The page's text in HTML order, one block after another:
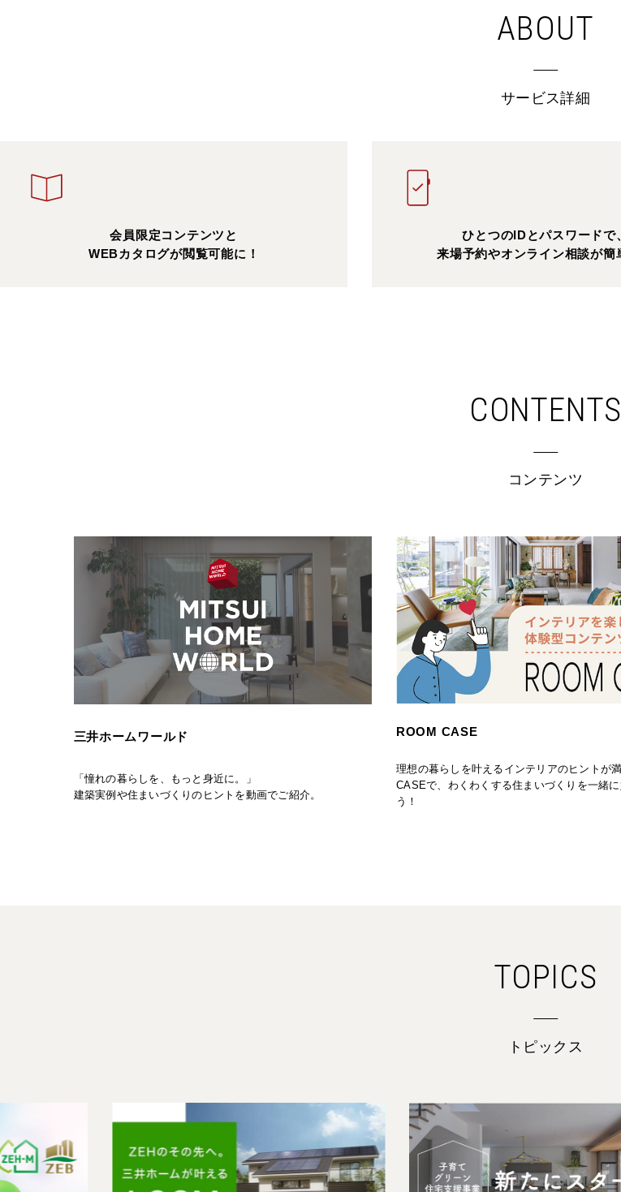
ABOUT
サービス詳細
会員限定コンテンツと
WEBカタログが閲覧可能に！
ひとつのIDとパスワードで
来場予約やオンライン相談が簡
CONTENTS
コンテンツ
三井ホームワールド
「憧れの暮らしを、もっと身近に。」
建築実例や住まいづくりのヒントを動画でご紹介。
ROOM CASE
理想の暮らしを叶えるインテリアのヒントが
CASEで、わくわくする住まいづくりを一緒に
う！
TOPICS
トピックス